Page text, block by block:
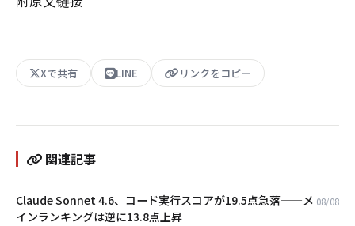
Xで共有 LINE リンクをコピー
関連記事
Claude Sonnet 4.6、コード実行スコアが19.5点急落——メ
インランキングは逆に13.8点上昇
08/08